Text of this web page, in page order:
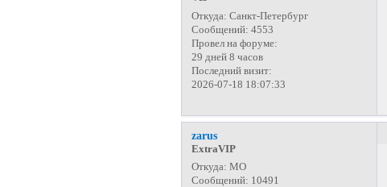
Откуда: Санкт-Петербург
Сообщений: 4553
Провел на форуме:
29 дней 8 часов
Последний визит:
2026-07-18 18:07:33
zarus
ExtraVIP
Откуда: МО
Сообщений: 10491